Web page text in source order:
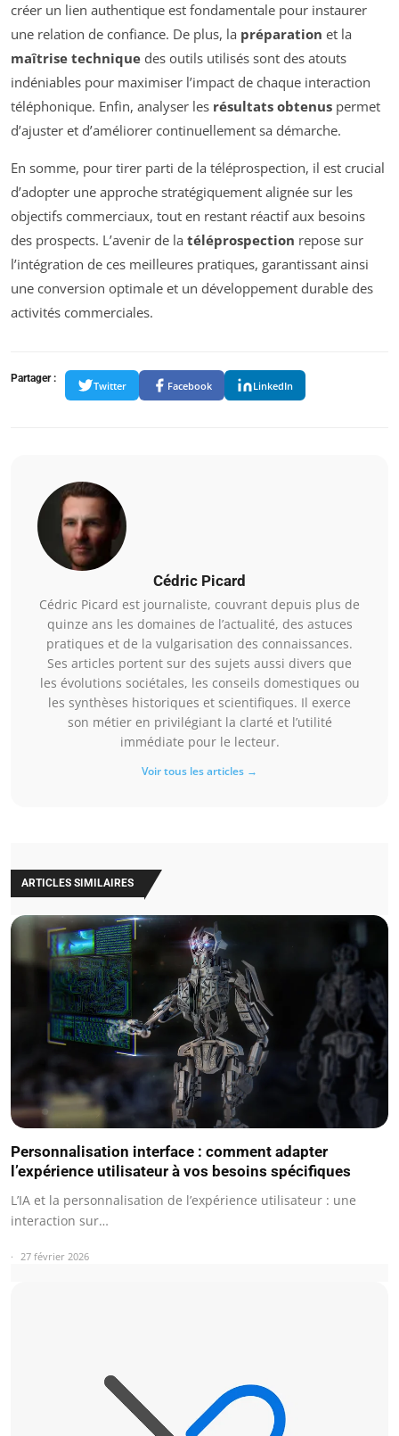
créer un lien authentique est fondamentale pour instaurer
une relation de confiance. De plus, la préparation et la
maîtrise technique des outils utilisés sont des atouts
indéniables pour maximiser l’impact de chaque interaction
téléphonique. Enfin, analyser les résultats obtenus permet
d’ajuster et d’améliorer continuellement sa démarche.
En somme, pour tirer parti de la téléprospection, il est crucial
d’adopter une approche stratégiquement alignée sur les
objectifs commerciaux, tout en restant réactif aux besoins
des prospects. L’avenir de la téléprospection repose sur
l’intégration de ces meilleures pratiques, garantissant ainsi
une conversion optimale et un développement durable des
activités commerciales.
Partager :
Twitter Facebook LinkedIn
Cédric Picard
Cédric Picard est journaliste, couvrant depuis plus de
quinze ans les domaines de l’actualité, des astuces
pratiques et de la vulgarisation des connaissances.
Ses articles portent sur des sujets aussi divers que
les évolutions sociétales, les conseils domestiques ou
les synthèses historiques et scientifiques. Il exerce
son métier en privilégiant la clarté et l’utilité
immédiate pour le lecteur.
Voir tous les articles →
ARTICLES SIMILAIRES
Personnalisation interface : comment adapter
l’expérience utilisateur à vos besoins spécifiques
L’IA et la personnalisation de l’expérience utilisateur : une
interaction sur…
27 février 2026